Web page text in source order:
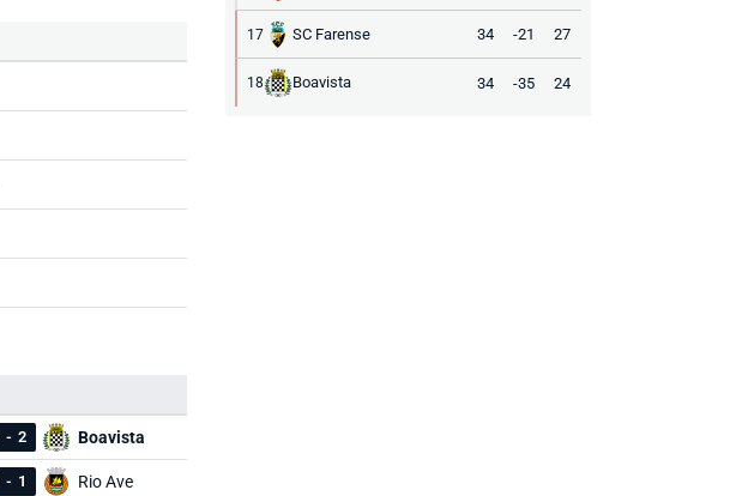
- 2 Boavista
- 1 Rio Ave
17 SC Farense 34 -21 27
18 Boavista 34 -35 24